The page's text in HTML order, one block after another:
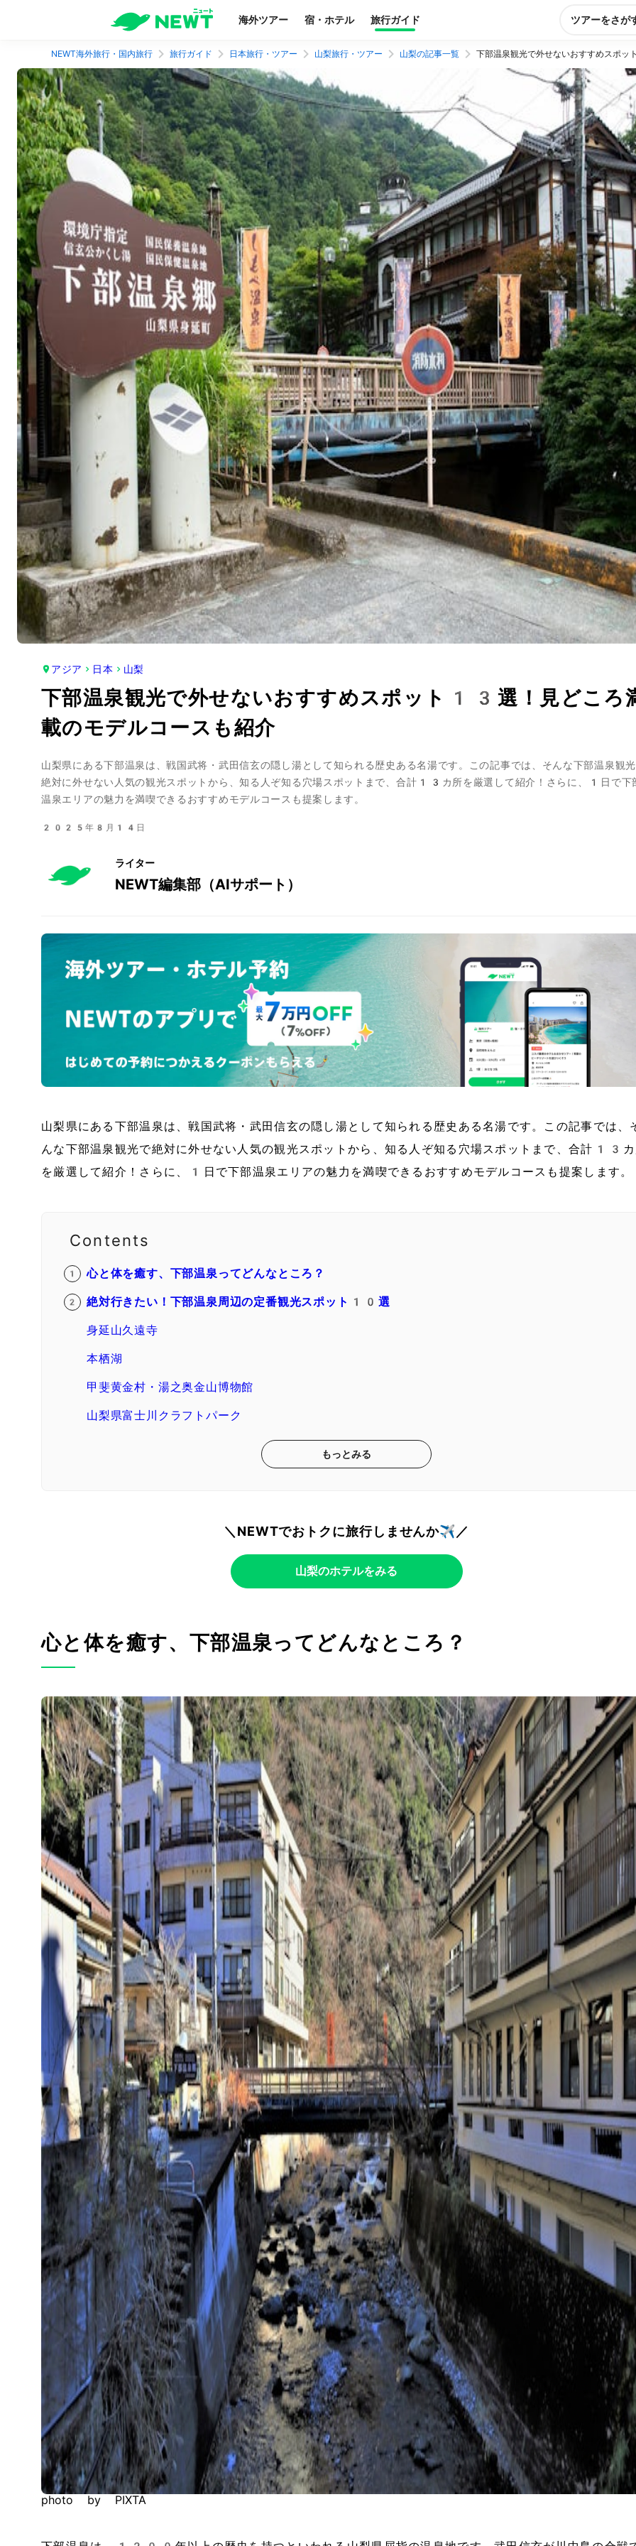
海外ツアー 宿・ホテル 旅行ガイド ツアーをさが
NEWT海外旅行・国内旅行 旅行ガイド 日本旅行・ツアー 山梨旅行・ツアー 山梨の記事一覧 下部温泉観光で外せないおすすめスポ
アジア 日本 山梨
下部温泉観光で外せないおすすめスポット13選！見どころ
載のモデルコースも紹介
山梨県にある下部温泉は、戦国武将・武田信玄の隠し湯として知られる歴史ある名湯です。この記事では、そんな下部温泉観
絶対に外せない人気の観光スポットから、知る人ぞ知る穴場スポットまで、合計13カ所を厳選して紹介！さらに、1日で下
温泉エリアの魅力を満喫できるおすすめモデルコースも提案します。
2025年8月14日
ライター
NEWT編集部（AIサポート）
山梨県にある下部温泉は、戦国武将・武田信玄の隠し湯として知られる歴史ある名湯です。この記事では、
んな下部温泉観光で絶対に外せない人気の観光スポットから、知る人ぞ知る穴場スポットまで、合計13
を厳選して紹介！さらに、1日で下部温泉エリアの魅力を満喫できるおすすめモデルコースも提案します。
Contents
心と体を癒す、下部温泉ってどんなところ？
絶対行きたい！下部温泉周辺の定番観光スポット10選
身延山久遠寺
本栖湖
甲斐黄金村・湯之奥金山博物館
山梨県富士川クラフトパーク
もっとみる
＼NEWTでおトクに旅行しませんか✈️／
山梨のホテルをみる
心と体を癒す、下部温泉ってどんなところ？
photo by PIXTA